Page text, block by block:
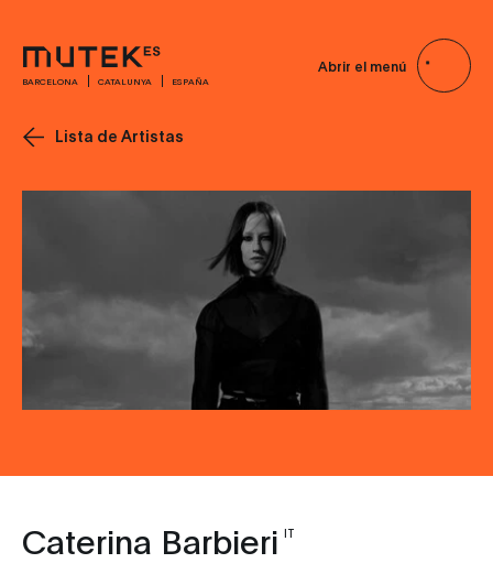
BARCELONA CATALUNYA ESPAÑA
Abrir el menú
Lista de Artistas
Caterina Barbieri IT